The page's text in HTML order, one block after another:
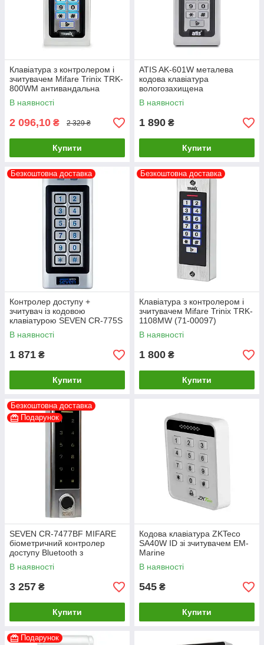
Клавіатура з контролером і
зчитувачем Mifare Trinix TRK-
800WM антивандальна
водонепроникна
В наявності
2 096,10 ₴ 2 329 ₴
Купити
ATIS AK-601W металева
кодова клавіатура
вологозахищена
В наявності
1 890 ₴
Купити
Безкоштовна доставка
Контролер доступу +
зчитувач із кодовою
клавіатурою SEVEN CR-775S
MIFARE
В наявності
1 871 ₴
Купити
Безкоштовна доставка
Клавіатура з контролером і
зчитувачем Mifare Trinix TRK-
1108MW (71-00097)
В наявності
1 800 ₴
Купити
Безкоштовна доставка
Подарунок
SEVEN CR-7477BF MIFARE
біометричний контролер
доступу Bluetooth з
клавіатурою
В наявності
3 257 ₴
Купити
Кодова клавіатура ZKTeco
SA40W ID зі зчитувачем EM-
Marine
В наявності
545 ₴
Купити
Подарунок